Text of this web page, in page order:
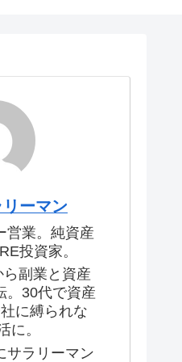
ーマン
営業。純資産
投資家。
副業と資産
。30代で資産
に縛られな
に。
サラリーマン